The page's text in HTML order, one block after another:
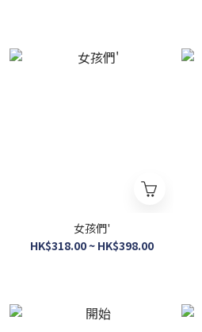
女孩們'
HK$318.00 ~ HK$398.00